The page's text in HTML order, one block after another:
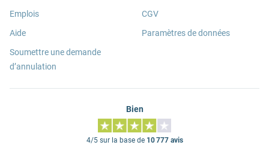
Emplois
Aide
Soumettre une demande
d’annulation
CGV
Paramètres de données
Bien
4/5 sur la base de 10 777 avis